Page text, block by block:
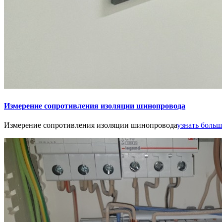
Измерение сопротивления изоляции шинопровода
Измерение сопротивления изоляции шинопроводаузнать